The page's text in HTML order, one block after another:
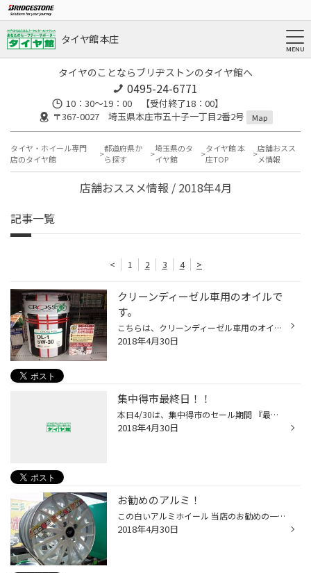
タイヤ館 本庄
タイヤのことならブリヂストンのタイヤ館へ
0495-24-6771
10：30～19：00 【受付終了18：00】
〒367-0027 埼玉県本庄市五十子一丁目2番2号
Map
タイヤ・ホイール専門
店のタイヤ館
都道府県か
ら探す
埼玉県のタ
イヤ館
タイヤ館 本
庄TOP
店舗おスス
メ情報
店舗おススメ情報 / 2018年4月
記事一覧
< 1 2 3 4 >
クリーンディーゼル車用のオイルで
す。
こちらは、クリーンディーゼル車用のオイルです。 当店でも、新しいディーゼル車用の、 『ＤＬ-1』 5Ｗ30 取り扱かってます。 もちろん、前からの、ディーゼルオイルの 10Ｗ30も、取り扱かってますよ～！ 気になる方は、スタッフまで。
2018年4月30日
集中得市最終日！！
本日4/30は、集中得市のセール期間 『最終日』です！！ お出掛け前に、是非無料点検にお越し下さい。
2018年4月30日
お勧めのアルミ！
この白いアルミホイール 当店のお勧めの一品です。 白いホイールはちょっと・・・ と思う人もいると思います。 しかし、珍しい色・形だからこそ 自分だけのスペシャルな愛車になります。 皆さん、思い切って交換してみませんか？ もちろん、他にも多数取り揃えています。
2018年4月30日